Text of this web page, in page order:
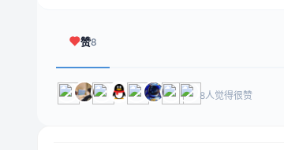
赞8
8人觉得很赞